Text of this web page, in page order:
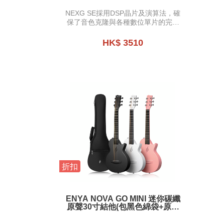
NEXG SE採用DSP晶片及演算法，確
保了音色克隆與各種數位單片的完美
音色，還能實現包括混響、合唱等多
種效果
HK$ 3510
折扣
ENYA NOVA GO MINI 迷你碳纖
原聲30寸結他(包黑色綿袋+原廠